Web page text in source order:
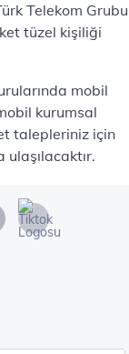
Telekom Grubu
tüzel kişiliği
mobil
kurumsal
talepleriniz için